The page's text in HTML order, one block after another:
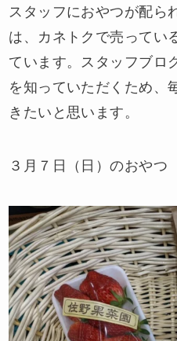
スタッフにおやつが配ら
は、カネトクで売ってい
ています。スタッフブロ
を知っていただくため、
きたいと思います。
３月７日（日）のおやつ